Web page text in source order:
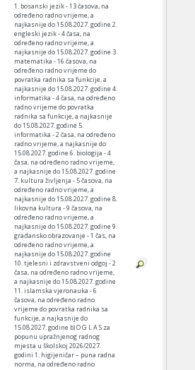
1. bosanski jezik - 13 časova, na
određeno radno vrijeme, a
najkasnije do 15.08.2027. godine 2.
engleski jezik - 4 časa, na
određeno radno vrijeme, a
najkasnije do 15.08.2027. godine 3.
matematika - 16 časova, na
određeno radno vrijeme do
povratka radnika sa funkcije, a
najkasnije do 15.08.2027. godine 4.
informatika - 4 časa, na određeno
radno vrijeme do povratka
radnika sa funkcije, a najkasnije
do 15.08.2027. godine 5.
informatika - 2 časa, na određeno
radno vrijeme, a najkasnije do
15.08.2027. godine 6. biologija - 4
časa, na određeno radno vrijeme,
a najkasnije do 15.08.2027. godine
7. kultura življenja - 5 časova, na
određeno radno vrijeme, a
najkasnije do 15.08.2027. godine 8.
likovna kultura - 9 časova, na
određeno radno vrijeme, a
najkasnije do 15.08.2027. godine 9.
građansko obrazovanje - 1 čas, na
određeno radno vrijeme, a
najkasnije do 15.08.2027. godine
10. tjelesni i zdravstveni odgoj - 2
časa, na određeno radno vrijeme,
a najkasnije do 15.08.2027. godine
11. islamska vjeronauka - 6
časova, na određeno radno
vrijeme do povratka radnika sa
funkcije, a najkasnije do
15.08.2027. godine b) O G L A S za
popunu upražnjenog radnog
mjesta u školskoj 2026/2027.
godini 1. higijeničar – puna radna
norma, na određeno radno